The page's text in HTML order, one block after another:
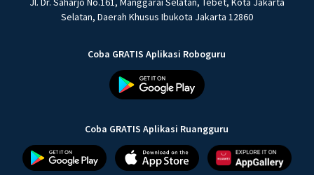
Selatan, Daerah Khusus Ibukota Jakarta 12860
Coba GRATIS Aplikasi Roboguru
Coba GRATIS Aplikasi Ruangguru